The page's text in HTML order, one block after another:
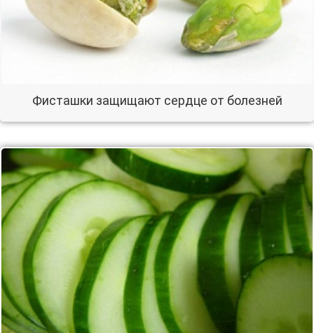
Фисташки защищают сердце от болезней